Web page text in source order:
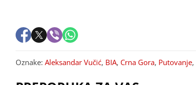
Oznake: Aleksandar Vučić, BIA, Crna Gora, Putovanje,